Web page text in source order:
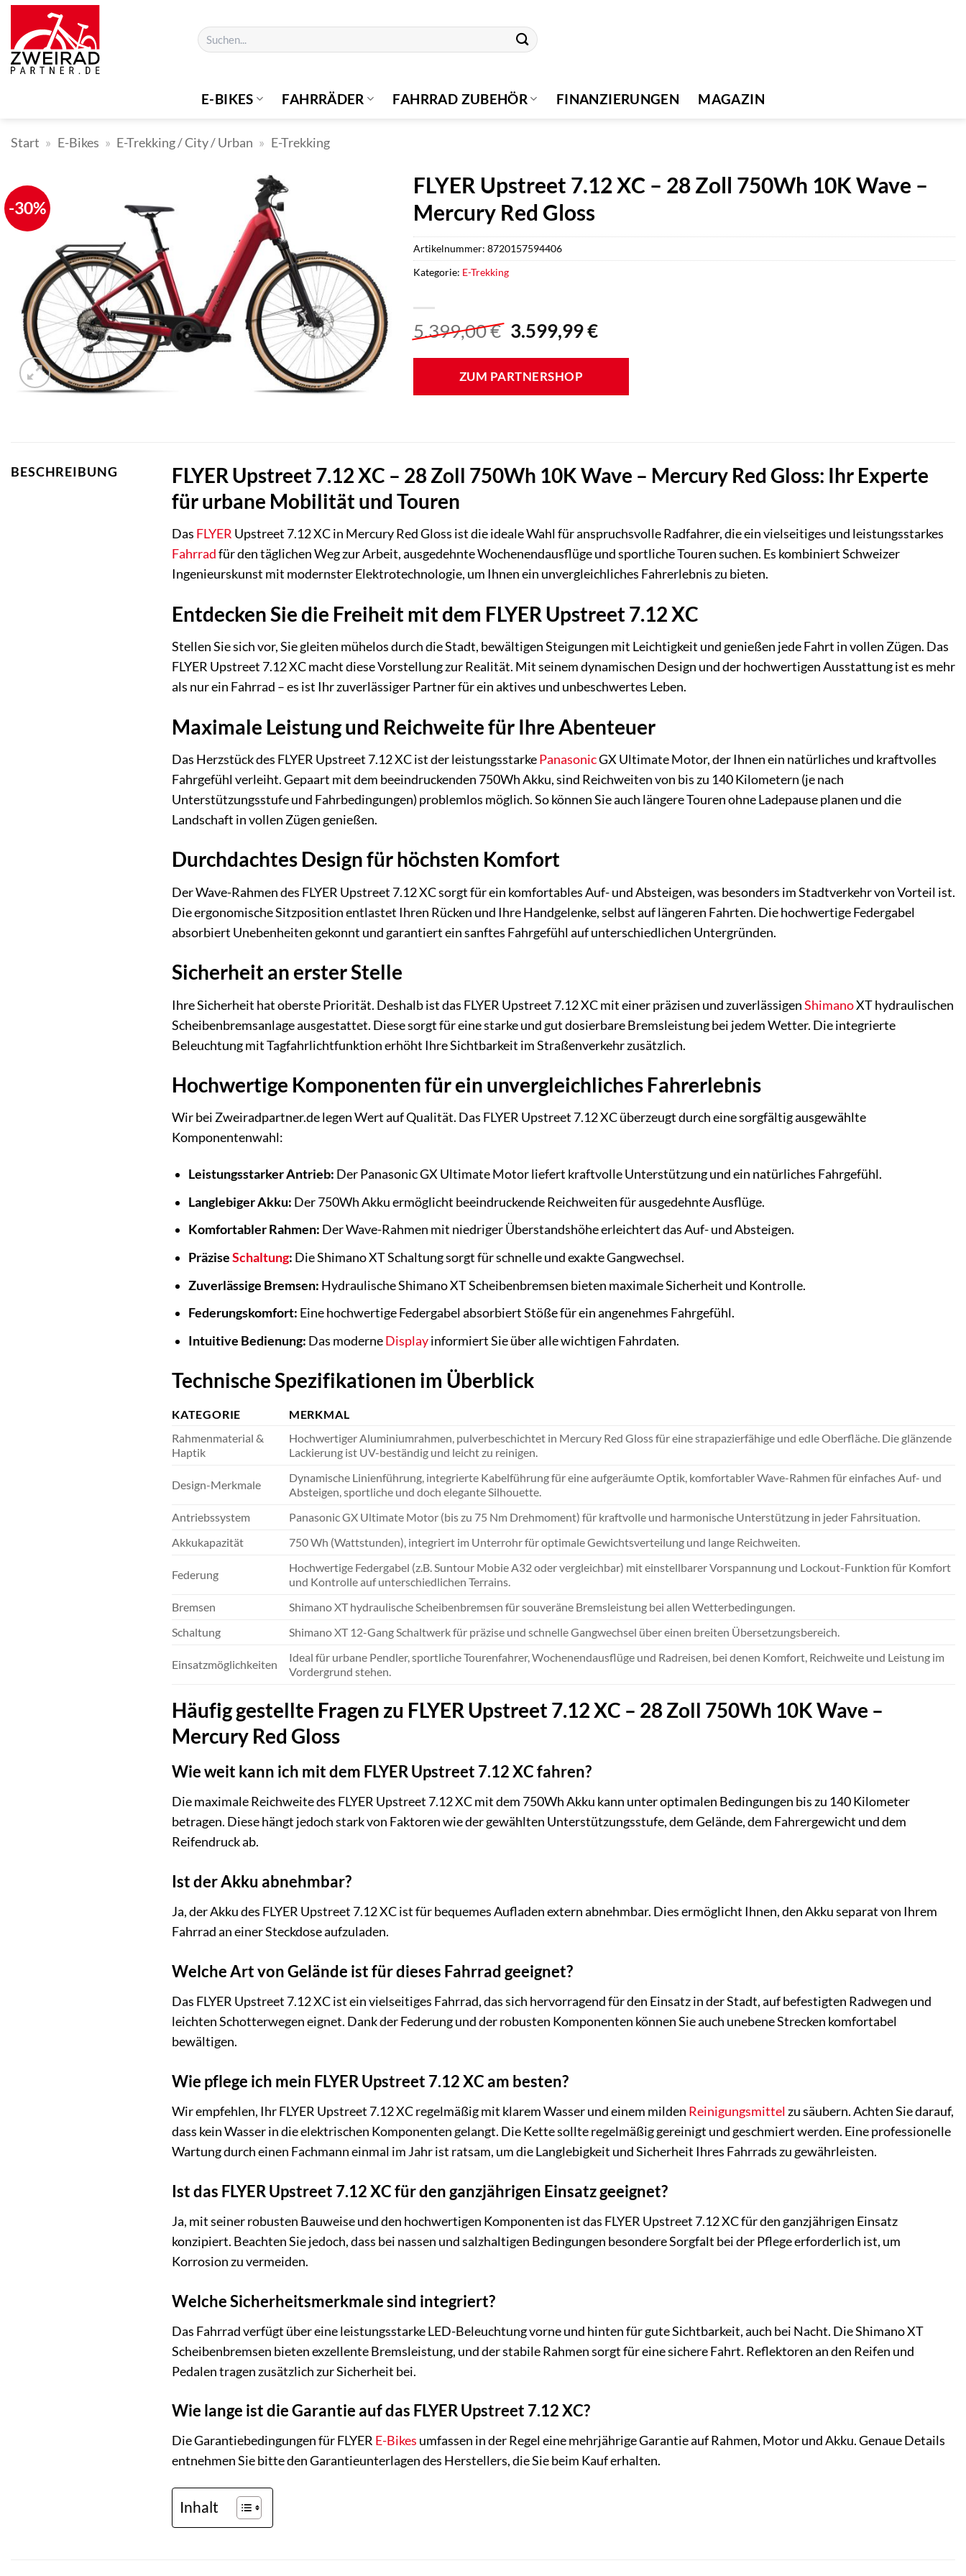
Zum
Inhalt
springen
Suchen
nach:
E-BIKES FAHRRÄDER FAHRRAD ZUBEHÖR FINANZIERUNGEN MAGAZIN
Start » E-Bikes » E-Trekking / City / Urban » E-Trekking
-30%
FLYER Upstreet 7.12 XC – 28 Zoll 750Wh 10K Wave –
Mercury Red Gloss
5.399,00€ Ursprünglicher
war:
5.399,00 €
3.599,99€Aktueller
ZUM PARTNERSHOP
Artikelnummer: 8720157594406
Kategorie: E-Trekking
BESCHREIBUNG
FLYER Upstreet 7.12 XC – 28 Zoll 750Wh 10K Wave – Mercury Red Gloss: Ihr Experte
für urbane Mobilität und Touren
Das FLYER Upstreet 7.12 XC in Mercury Red Gloss ist die ideale Wahl für anspruchsvolle Radfahrer, die ein vielseitiges und leistungsstarkes
Fahrradfür den täglichen Weg zur Arbeit, ausgedehnte Wochenendausflüge und sportliche Touren suchen. Es kombiniert Schweizer
Ingenieurskunst mit modernster Elektrotechnologie, um Ihnen ein unvergleichliches Fahrerlebnis zu bieten.
Entdecken Sie die Freiheit mit dem FLYER Upstreet 7.12 XC
Stellen Sie sich vor, Sie gleiten mühelos durch die Stadt, bewältigen Steigungen mit Leichtigkeit und genießen jede Fahrt in vollen Zügen. Das
FLYER Upstreet 7.12 XC macht diese Vorstellung zur Realität. Mit seinem dynamischen Design und der hochwertigen Ausstattung ist es mehr
als nur ein Fahrrad – es ist Ihr zuverlässiger Partner für ein aktives und unbeschwertes Leben.
Maximale Leistung und Reichweite für Ihre Abenteuer
Das Herzstück des FLYER Upstreet 7.12 XC ist der leistungsstarkePanasonicGX Ultimate Motor, der Ihnen ein natürliches und kraftvolles
Fahrgefühl verleiht. Gepaart mit dem beeindruckenden 750Wh Akku, sind Reichweiten von bis zu 140 Kilometern (je nach
Unterstützungsstufe und Fahrbedingungen) problemlos möglich. So können Sie auch längere Touren ohne Ladepause planen und die
Landschaft in vollen Zügen genießen.
Durchdachtes Design für höchsten Komfort
Der Wave-Rahmen des FLYER Upstreet 7.12 XC sorgt für ein komfortables Auf- und Absteigen, was besonders im Stadtverkehr von Vorteil ist.
Die ergonomische Sitzposition entlastet Ihren Rücken und Ihre Handgelenke, selbst auf längeren Fahrten. Die hochwertige Federgabel
absorbiert Unebenheiten gekonnt und garantiert ein sanftes Fahrgefühl auf unterschiedlichen Untergründen.
Sicherheit an erster Stelle
Ihre Sicherheit hat oberste Priorität. Deshalb ist das FLYER Upstreet 7.12 XC mit einer präzisen und zuverlässigenShimanoXT hydraulischen
Scheibenbremsanlage ausgestattet. Diese sorgt für eine starke und gut dosierbare Bremsleistung bei jedem Wetter. Die integrierte
Beleuchtung mit Tagfahrlichtfunktion erhöht Ihre Sichtbarkeit im Straßenverkehr zusätzlich.
Hochwertige Komponenten für ein unvergleichliches Fahrerlebnis
Wir bei Zweiradpartner.de legen Wert auf Qualität. Das FLYER Upstreet 7.12 XC überzeugt durch eine sorgfältig ausgewählte
Komponentenwahl:
Leistungsstarker Antrieb: Der Panasonic GX Ultimate Motor liefert kraftvolle Unterstützung und ein natürliches Fahrgefühl.
Langlebiger Akku: Der 750Wh Akku ermöglicht beeindruckende Reichweiten für ausgedehnte Ausflüge.
Komfortabler Rahmen: Der Wave-Rahmen mit niedriger Überstandshöhe erleichtert das Auf- und Absteigen.
PräziseSchaltung: Die Shimano XT Schaltung sorgt für schnelle und exakte Gangwechsel.
Zuverlässige Bremsen: Hydraulische Shimano XT Scheibenbremsen bieten maximale Sicherheit und Kontrolle.
Federungskomfort: Eine hochwertige Federgabel absorbiert Stöße für ein angenehmes Fahrgefühl.
Intuitive Bedienung: Das moderneDisplayinformiert Sie über alle wichtigen Fahrdaten.
Technische Spezifikationen im Überblick
KATEGORIE
MERKMAL
Rahmenmaterial &
Haptik
Hochwertiger Aluminiumrahmen, pulverbeschichtet in Mercury Red Gloss für eine strapazierfähige und edle Oberfläche. Die glänzende
Lackierung ist UV-beständig und leicht zu reinigen.
Design-Merkmale
Dynamische Linienführung, integrierte Kabelführung für eine aufgeräumte Optik, komfortabler Wave-Rahmen für einfaches Auf- und
Absteigen, sportliche und doch elegante Silhouette.
Antriebssystem
Panasonic GX Ultimate Motor (bis zu 75 Nm Drehmoment) für kraftvolle und harmonische Unterstützung in jeder Fahrsituation.
Akkukapazität
750 Wh (Wattstunden), integriert im Unterrohr für optimale Gewichtsverteilung und lange Reichweiten.
Federung
Hochwertige Federgabel (z.B. Suntour Mobie A32 oder vergleichbar) mit einstellbarer Vorspannung und Lockout-Funktion für Komfort
und Kontrolle auf unterschiedlichen Terrains.
Bremsen
Shimano XT hydraulische Scheibenbremsen für souveräne Bremsleistung bei allen Wetterbedingungen.
Schaltung
Shimano XT 12-Gang Schaltwerk für präzise und schnelle Gangwechsel über einen breiten Übersetzungsbereich.
Einsatzmöglichkeiten
Ideal für urbane Pendler, sportliche Tourenfahrer, Wochenendausflüge und Radreisen, bei denen Komfort, Reichweite und Leistung im
Vordergrund stehen.
Häufig gestellte Fragen zu FLYER Upstreet 7.12 XC – 28 Zoll 750Wh 10K Wave –
Mercury Red Gloss
Wie weit kann ich mit dem FLYER Upstreet 7.12 XC fahren?
Die maximale Reichweite des FLYER Upstreet 7.12 XC mit dem 750Wh Akku kann unter optimalen Bedingungen bis zu 140 Kilometer
betragen. Diese hängt jedoch stark von Faktoren wie der gewählten Unterstützungsstufe, dem Gelände, dem Fahrergewicht und dem
Reifendruck ab.
Ist der Akku abnehmbar?
Ja, der Akku des FLYER Upstreet 7.12 XC ist für bequemes Aufladen extern abnehmbar. Dies ermöglicht Ihnen, den Akku separat von Ihrem
Fahrrad an einer Steckdose aufzuladen.
Welche Art von Gelände ist für dieses Fahrrad geeignet?
Das FLYER Upstreet 7.12 XC ist ein vielseitiges Fahrrad, das sich hervorragend für den Einsatz in der Stadt, auf befestigten Radwegen und
leichten Schotterwegen eignet. Dank der Federung und der robusten Komponenten können Sie auch unebene Strecken komfortabel
bewältigen.
Wie pflege ich mein FLYER Upstreet 7.12 XC am besten?
Wir empfehlen, Ihr FLYER Upstreet 7.12 XC regelmäßig mit klarem Wasser und einem milden Reinigungsmittelzu säubern. Achten Sie darauf,
dass kein Wasser in die elektrischen Komponenten gelangt. Die Kette sollte regelmäßig gereinigt und geschmiert werden. Eine professionelle
Wartung durch einen Fachmann einmal im Jahr ist ratsam, um die Langlebigkeit und Sicherheit Ihres Fahrrads zu gewährleisten.
Ist das FLYER Upstreet 7.12 XC für den ganzjährigen Einsatz geeignet?
Ja, mit seiner robusten Bauweise und den hochwertigen Komponenten ist das FLYER Upstreet 7.12 XC für den ganzjährigen Einsatz
konzipiert. Beachten Sie jedoch, dass bei nassen und salzhaltigen Bedingungen besondere Sorgfalt bei der Pflege erforderlich ist, um
Korrosion zu vermeiden.
Welche Sicherheitsmerkmale sind integriert?
Das Fahrrad verfügt über eine leistungsstarke LED-Beleuchtung vorne und hinten für gute Sichtbarkeit, auch bei Nacht. Die Shimano XT
Scheibenbremsen bieten exzellente Bremsleistung, und der stabile Rahmen sorgt für eine sichere Fahrt. Reflektoren an den Reifen und
Pedalen tragen zusätzlich zur Sicherheit bei.
Wie lange ist die Garantie auf das FLYER Upstreet 7.12 XC?
Die Garantiebedingungen für FLYER E-Bikes umfassen in der Regel eine mehrjährige Garantie auf Rahmen, Motor und Akku. Genaue Details
entnehmen Sie bitte den Garantieunterlagen des Herstellers, die Sie beim Kauf erhalten.
Inhalt